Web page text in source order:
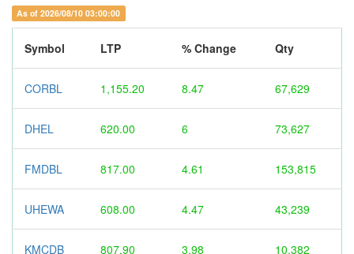
As of 2026/08/10 03:00:00
Symbol LTP % Change Qty
CORBL 1,155.20 8.47 67,629
DHEL 620.00 6 73,627
FMDBL 817.00 4.61 153,815
UHEWA 608.00 4.47 43,239
KMCDB 807.90 3.98 10,382